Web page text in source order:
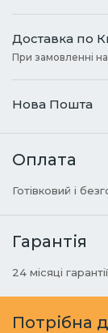
Доставка по
При замовленні
Нова Пошта
Оплата
Готівковий і
Гарантія
24 місяці
Потрібна